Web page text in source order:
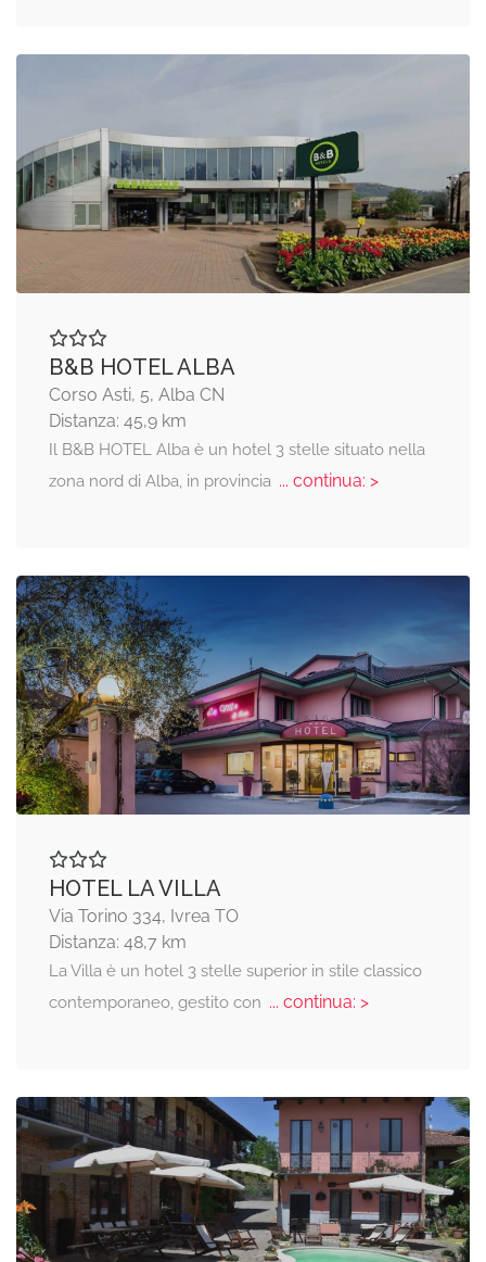
B&B HOTEL ALBA
Corso Asti, 5, Alba CN
Distanza: 45,9 km
Il B&B HOTEL Alba è un hotel 3 stelle situato nella
zona nord di Alba, in provincia... continua: >
HOTEL LA VILLA
Via Torino 334, Ivrea TO
Distanza: 48,7 km
La Villa è un hotel 3 stelle superior in stile classico
contemporaneo, gestito con ... continua: >